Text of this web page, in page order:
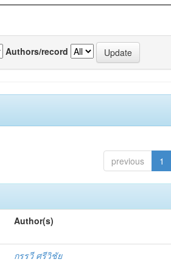
Authors/record
previous 1
Author(s)
กรรวี ศรีวิชัย